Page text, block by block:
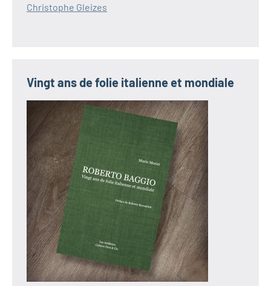
Christophe Gleizes
Vingt ans de folie italienne et mondiale